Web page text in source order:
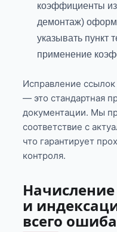
коэффициенты
демонтаж)
указывать пункт
применение
Исправление
— это стандартная
документации. Мы
соответствие с
что гарантирует
контроля.
и
всего